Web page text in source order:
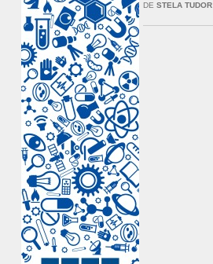
DE STELA TUDOR